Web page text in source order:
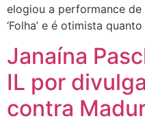
elogiou a performance de
‘Folha’ e é otimista
Janaína
IL por
contra